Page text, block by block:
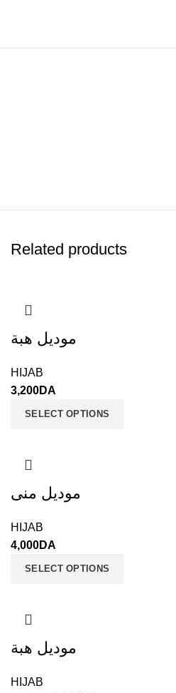
Related products
موديل هبة
HIJAB
3,200DA
SELECT OPTIONS
موديل منى
HIJAB
4,000DA
SELECT OPTIONS
موديل هبة
HIJAB